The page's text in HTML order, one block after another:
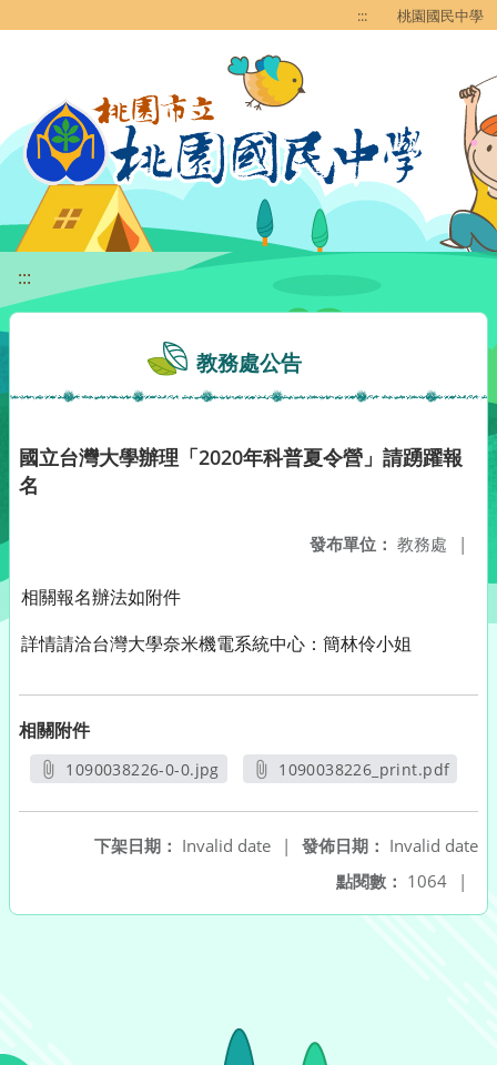
::: 桃園國民中學
:::
教務處公告
國立台灣大學辦理「2020年科普夏令營」請踴躍報
名
發布單位： 教務處 |
相關報名辦法如附件
詳情請洽台灣大學奈米機電系統中心：簡林伶小姐
相關附件
1090038226-0-0.jpg
1090038226_print.pdf
發佈日期： Invalid date
下架日期： Invalid date
|
點閱數： 1064 |